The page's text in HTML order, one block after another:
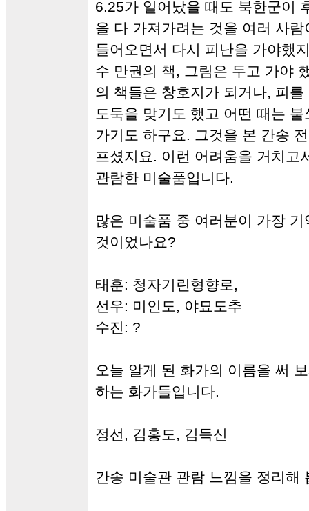
6.25가 일어났을 때도 북한군이
을 다 가져가려는 것을 여러 사
들어오면서 다시 피난을 가야했
수 만권의 책, 그림은 두고 가야
의 책들은 창호지가 되거나, 피
도둑을 맞기도 했고 어떤 때는
가기도 하구요. 그것을 본 간송
프셨지요. 이런 어려움을 거치고
관람한 미술품입니다.
많은 미술품 중 여러분이 가장
것이었나요?
태훈: 청자기린형향로,
선우: 미인도, 야묘도추
수진: ?
오늘 알게 된 화가의 이름을 써
하는 화가들입니다.
정선, 김홍도, 김득신
간송 미술관 관람 느낌을 정리해